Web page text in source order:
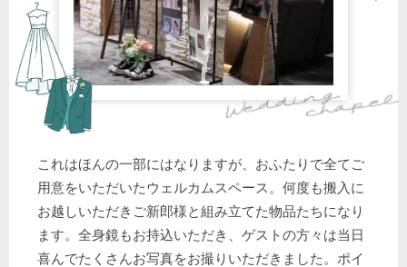
これはほんの一部にはなりますが、おふたりで全てご
用意をいただいたウェルカムスペース。何度も搬入に
お越しいただきご新郎様と組み立てた物品たちになり
ます。全身鏡もお持込いただき、ゲストの方々は当日
喜んでたくさんお写真をお撮りいただきました。ポイ